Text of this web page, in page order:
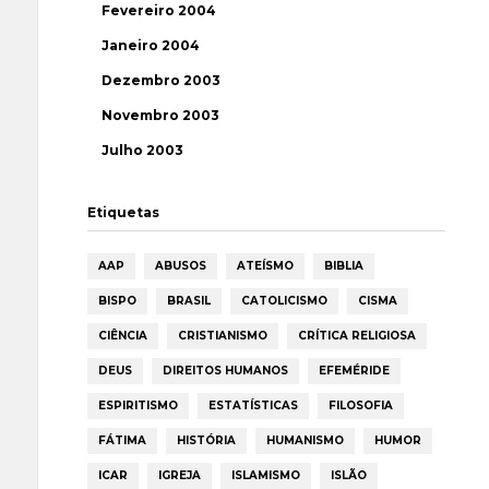
Fevereiro 2004
Janeiro 2004
Dezembro 2003
Novembro 2003
Julho 2003
Etiquetas
AAP ABUSOS ATEÍSMO BIBLIA
BISPO BRASIL CATOLICISMO CISMA
CIÊNCIA CRISTIANISMO CRÍTICA RELIGIOSA
DEUS DIREITOS HUMANOS EFEMÉRIDE
ESPIRITISMO ESTATÍSTICAS FILOSOFIA
FÁTIMA HISTÓRIA HUMANISMO HUMOR
ICAR IGREJA ISLAMISMO ISLÃO